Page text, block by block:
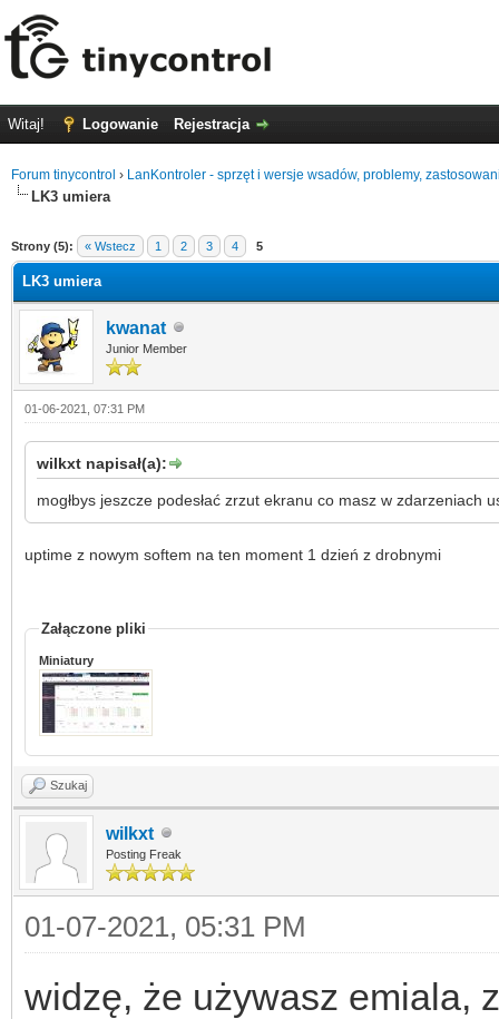
Witaj! Logowanie Rejestracja
Forum tinycontrol › LanKontroler - sprzęt i wersje wsadów, problemy,
LK3 umiera
Strony (5): « Wstecz 1 2 3 4 5
LK3 umiera
kwanat
Junior Member
01-06-2021, 07:31 PM
wilkxt napisał(a):
mogłbys jeszcze podesłać zrzut ekranu co masz w zdarzeniach
uptime z nowym softem na ten moment 1 dzień z drobnymi
Załączone pliki
Miniatury
Szukaj
wilkxt
Posting Freak
01-07-2021, 05:31 PM
widzę, że używasz emiala,